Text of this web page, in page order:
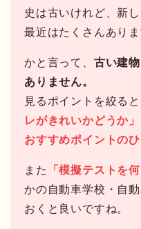
史は古いけれど、新
最近はたくさんありま
かと言って、 古い建
ありません。
見るポイントを絞る
レがきれいかどうか
おすすめポイントの
また 「模擬テストを
かの自動車学校・自
おくと良いですね。